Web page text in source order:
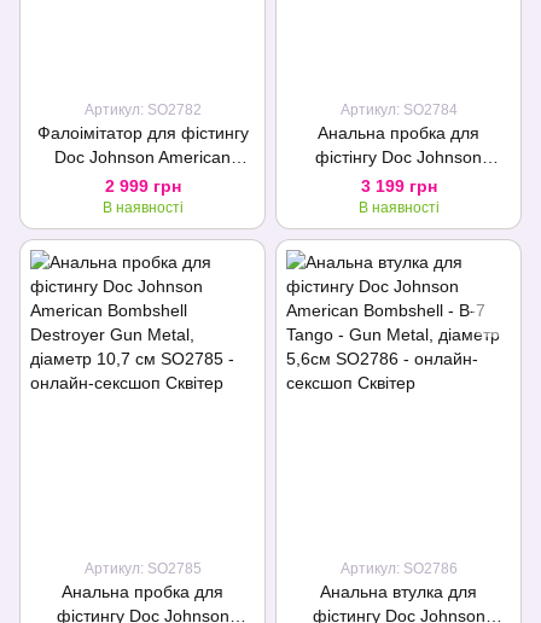
Артикул: SO2782
Фалоімітатор для фістингу
Doc Johnson American
Bombshell B-10 Warhead
Gun Metal, діаметр 6,9 см
2 999 грн
В наявності
Артикул: SO2784
Анальна пробка для
фістінгу Doc Johnson
American Bombshell - Shell
Shock S Gun Metal, діаметр
7,4 см
3 199 грн
В наявності
Артикул: SO2785
Анальна пробка для
фістингу Doc Johnson
Артикул: SO2786
Анальна втулка для
фістингу Doc Johnson